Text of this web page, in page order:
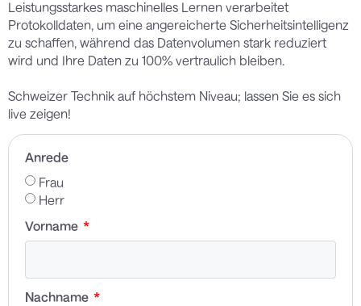
Leistungsstarkes maschinelles Lernen verarbeitet
Protokolldaten, um eine angereicherte Sicherheitsintelligenz
zu schaffen, während das Datenvolumen stark reduziert
wird und Ihre Daten zu 100% vertraulich bleiben.
Schweizer Technik auf höchstem Niveau; lassen Sie es sich
live zeigen!
Anrede
Frau
Herr
Vorname
Nachname